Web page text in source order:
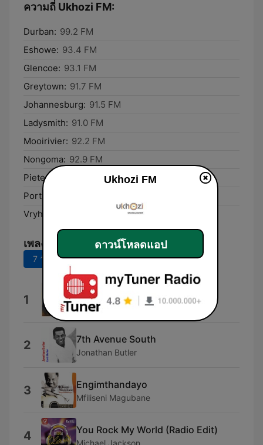
ความถี่ Ukhozi FM:
Durban: 99.2 FM
Eshowe: 93.4 FM
Glencoe: 93.1 FM
Greytown: 91.7 FM
Johannesburg: 91.5 FM
Ladysmith: 91.0 FM
Mooirivier: 92.2 FM
Nongoma: 92.9 FM
Pietermaritzburg:
91.4 FM
Port Shepstone:
Vryheid:
เพลงยอดนิยม
7 วันที่ผ่านมา 30 วันที่ผ่านมา
1 Long Strokes (feat. Oren Tsor)
Ziv Moran
2 7th Avenue South
Jonathan Butler
3 Engimthandayo
Mfiliseni Magubane
4 You Rock My World (Radio Edit)
Michael Jackson
Ukhozi FM
ดาวน์โหลดแอป